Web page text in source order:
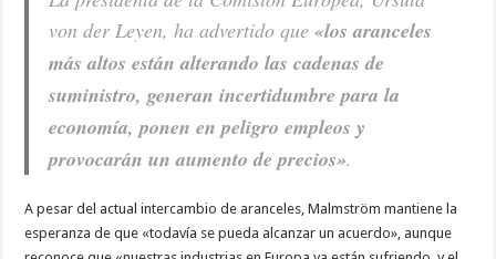
von der Leyen, ha advertido que «los aranceles
más altos están alterando las cadenas de
suministro, generan incertidumbre para la
economía, ponen en peligro empleos y
provocarán un aumento de precios».
A pesar del actual intercambio de aranceles, Malmström mantiene la
esperanza de que «todavía se pueda alcanzar un acuerdo», aunque